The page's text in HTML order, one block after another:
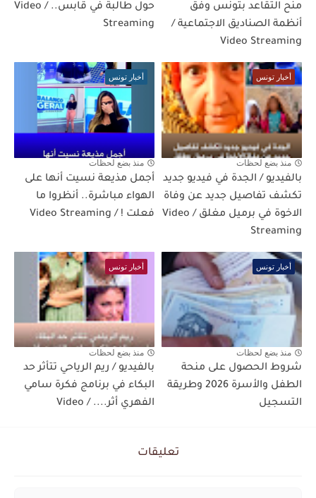
منح التقاعد بتونس وفق
أنظمة الصناديق الاجتماعية /
Video Streaming
حول طالبة في قابس.. / Video
Streaming
أخبار تونس
منذ بضع لحظات
بالفيديو / الجدة في فيديو جديد
تكشف تفاصيل جديد عن وفاة
الاخوة في برميل مغلق / Video
Streaming
أخبار تونس
منذ بضع لحظات
أجمل مذيعة نسيت أنها على
الهواء مباشرة.. أنظروا ما
فعلت ! / Video Streaming
أخبار تونس
منذ بضع لحظات
شروط الحصول على منحة
الطفل والأسرة 2026 وطريقة
التسجيل
أخبار تونس
منذ بضع لحظات
بالفيديو / ريم الرياحي تتأثر حد
البكاء في برنامج فكرة سامي
الفهري أثر.... / Video
تعليقات